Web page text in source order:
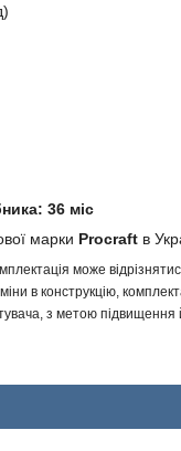
36 міс
марки Procraft в
може
в конструкцію,
з метою підвищення